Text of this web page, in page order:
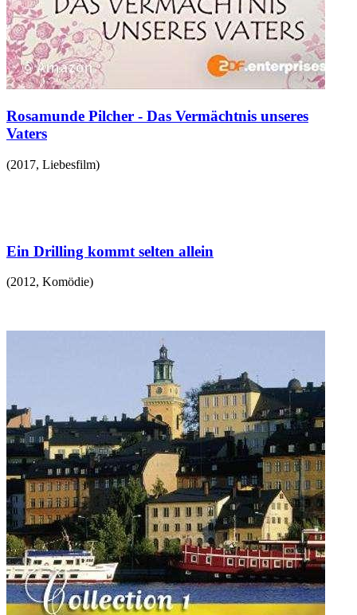
Rosamunde Pilcher - Das Vermächtnis unseres
Vaters
(2017, Liebesfilm)
Ein Drilling kommt selten allein
(2012, Komödie)